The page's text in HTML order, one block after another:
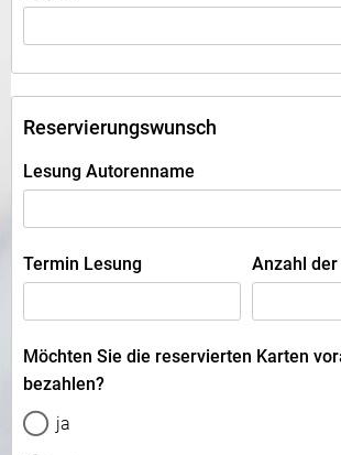
Reservierungswunsch
Lesung Autorenname
Termin Lesung Anzahl
Möchten Sie die reservierten Karten
bezahlen?
ja